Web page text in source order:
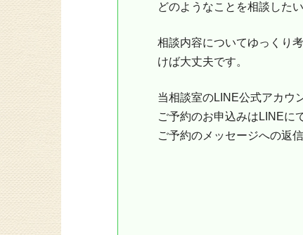
どのようなことを相談した
相談内容についてゆっくり
けば大丈夫です。
当相談室のLINE公式アカウ
ご予約のお申込みはLINEに
ご予約のメッセージへの返